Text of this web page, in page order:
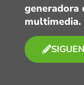
generadora
multimedia.